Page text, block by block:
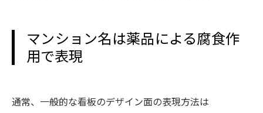
マンション名は薬品による腐食作
用で表現
通常、一般的な看板のデザイン面の表現方法は